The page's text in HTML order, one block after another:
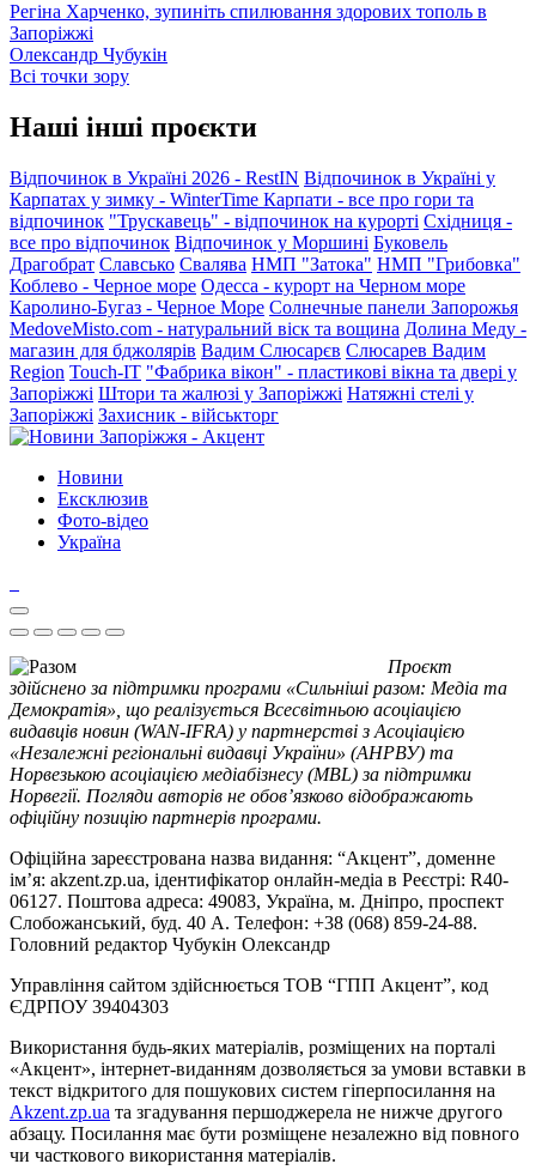
Регіна Харченко, зупиніть спилювання здорових тополь в
Запоріжжі
Олександр Чубукін
Всі точки зору
Наші інші проєкти
Відпочинок в Україні 2026 - RestIN Відпочинок в Україні у
Карпатах у зимку - WinterTime Карпати - все про гори та
відпочинок "Трускавець" - відпочинок на курорті Східниця -
все про відпочинок Відпочинок у Моршині Буковель
Драгобрат Славсько Свалява НМП "Затока" НМП "Грибовка"
Коблево - Черное море Одесса - курорт на Черном море
Каролино-Бугаз - Черное Море Солнечные панели Запорожья
MedoveMisto.com - натуральний віск та вощина Долина Меду -
магазин для бджолярів Вадим Слюсарєв Слюсарев Вадим
Region Touch-IT "Фабрика вікон" - пластикові вікна та двері у
Запоріжжі Штори та жалюзі у Запоріжжі Натяжні стелі у
Запоріжжі Захисник - військторг
Новини
Ексклюзив
Фото-відео
Україна
Проєкт
здійснено за підтримки програми «Сильніші разом: Медіа та
Демократія», що реалізується Всесвітньою асоціацією
видавців новин (WAN-IFRA) у партнерстві з Асоціацією
«Незалежні регіональні видавці України» (АНРВУ) та
Норвезькою асоціацією медіабізнесу (MBL) за підтримки
Норвегії. Погляди авторів не обов’язково відображають
офіційну позицію партнерів програми.
Офіційна зареєстрована назва видання: “Акцент”, доменне
ім’я: akzent.zp.ua, ідентифікатор онлайн-медіа в Реєстрі: R40-
06127. Поштова адреса: 49083, Україна, м. Дніпро, проспект
Слобожанський, буд. 40 А. Телефон: +38 (068) 859-24-88.
Головний редактор Чубукін Олександр
Управління сайтом здійснюється ТОВ “ГПП Акцент”, код
ЄДРПОУ 39404303
Використання будь-яких матеріалів, розміщених на порталі
«Акцент», інтернет-виданням дозволяється за умови вставки в
текст відкритого для пошукових систем гіперпосилання на
Akzent.zp.ua та згадування першоджерела не нижче другого
абзацу. Посилання має бути розміщене незалежно від повного
чи часткового використання матеріалів.